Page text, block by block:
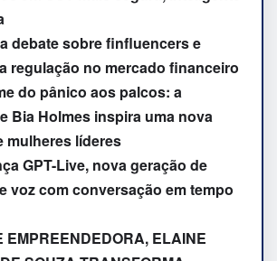
debate sobre finfluencers e
regulação no mercado financeiro
do pânico aos palcos: a
Bia Holmes inspira uma nova
mulheres líderes
GPT-Live, nova geração de
voz com conversação em tempo
EMPREENDEDORA, ELAINE